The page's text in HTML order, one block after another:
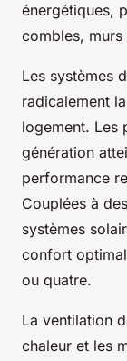
énergétiques,
combles, murs
Les systèmes
radicalement
logement. Les
génération
performance
Couplées à des
systèmes
confort
ou quatre.
La ventilation
chaleur et les